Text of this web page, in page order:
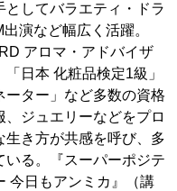
としてバラエティ・ドラ
演など幅広く活躍。
アロマ・アドバイザ
日本 化粧品検定1級」
ーター」など多数の資格
ジュエリーなどをプロ
生き方が共感を呼び、多
いる。『スーパーポジテ
今日もアンミカ』（講